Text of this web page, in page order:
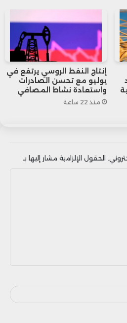
إنتاج النفط الروسي يرتفع في
يوليو مع تحسن الصادرات
واستعادة نشاط المصافي
منذ 22 ساعة
الحقول الإلزامية مشار إليها بـ